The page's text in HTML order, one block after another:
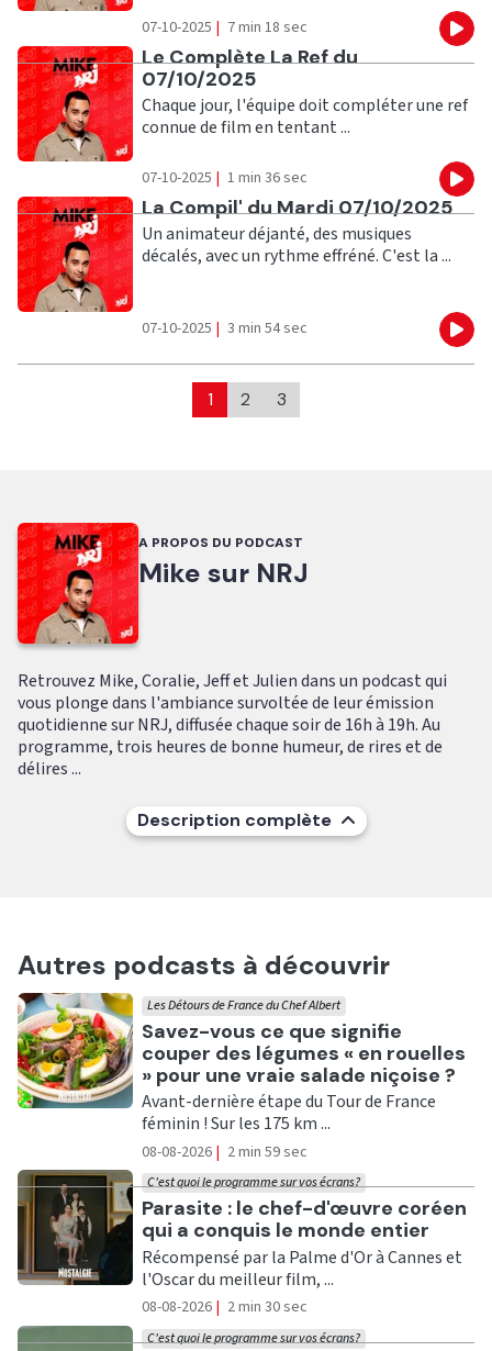
07-10-2025 | 7 min 18 sec
Ecouter
Le Complète La Ref du
07/10/2025
Chaque jour, l'équipe doit compléter une ref
connue de film en tentant ...
07-10-2025 | 1 min 36 sec
Ecouter
La Compil' du Mardi 07/10/2025
Un animateur déjanté, des musiques
décalés, avec un rythme effréné. C'est la ...
07-10-2025 | 3 min 54 sec
1 2 3
A PROPOS DU PODCAST
Mike sur NRJ
Retrouvez Mike, Coralie, Jeff et Julien dans un podcast qui
vous plonge dans l'ambiance survoltée de leur émission
quotidienne sur NRJ, diffusée chaque soir de 16h à 19h. Au
programme, trois heures de bonne humeur, de rires et de
délires ...
Description complète
Autres podcasts à découvrir
Ecouter
Savez-vous ce que signifie
couper des légumes « en rouelles
» pour une vraie salade niçoise ?
Les Détours de France du Chef Albert
Avant-dernière étape du Tour de France
féminin ! Sur les 175 km ...
08-08-2026 | 2 min 59 sec
Ecouter
Parasite : le chef-d'œuvre coréen
qui a conquis le monde entier
C'est quoi le programme sur vos écrans?
Récompensé par la Palme d'Or à Cannes et
l'Oscar du meilleur film, ...
08-08-2026 | 2 min 30 sec
C'est quoi le programme sur vos écrans?